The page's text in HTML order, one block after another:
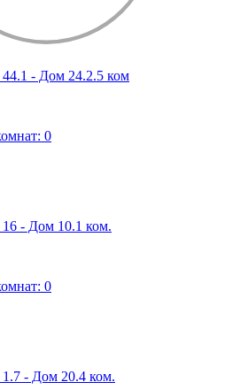
- Дом 24.2.5 ком
0
- Дом 10.1 ком.
0
- Дом 20.4 ком.